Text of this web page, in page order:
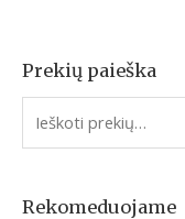
Prekių paieška
I
e
o
Rekomeduojame